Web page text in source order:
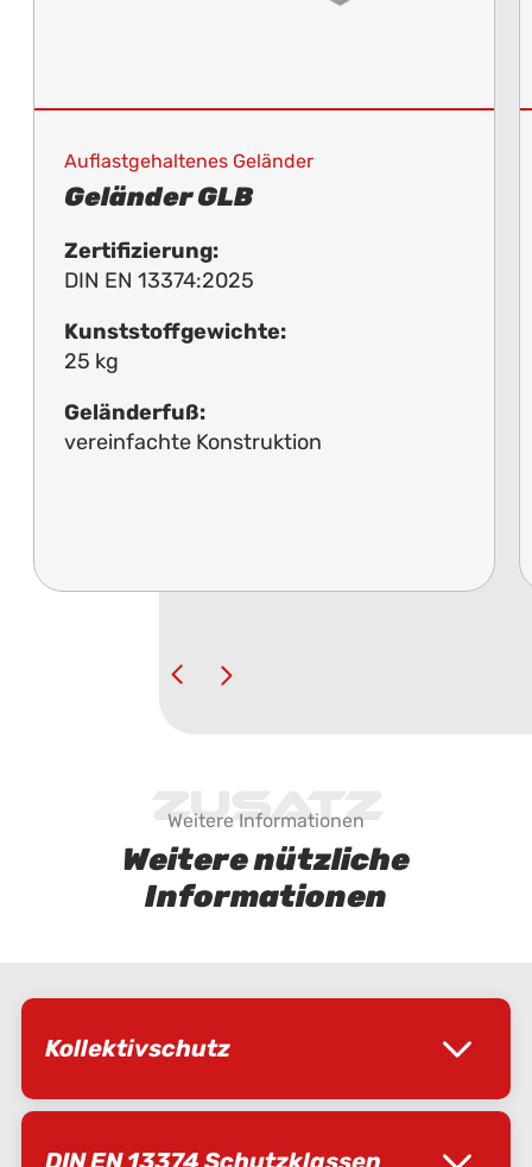
Auflastgehaltenes Geländer
Geländer GLB
Zertifizierung:
DIN EN 13374:2025
Kunststoffgewichte:
25 kg
Geländerfuß:
vereinfachte Konstruktion
Zusatz
Weitere Informationen
Weitere nützliche
Informationen
Kollektivschutz
DIN EN 13374 Schutzklassen